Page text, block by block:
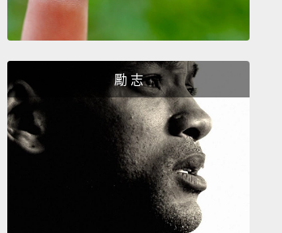
that up to you if you wanna drink
，還有拿來泡咖啡－－同樣的水。你要
己決定囉。
on the plane. They don't clean
goes,
so you're drinking all of
get it from the bottled water.
他們不會清理水通過的管路，所以你什
勵 志